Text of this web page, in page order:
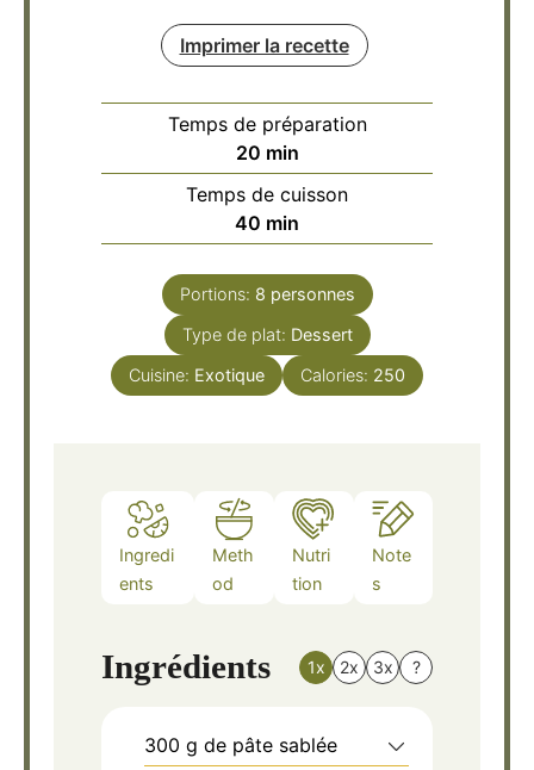
Imprimer la recette
Temps de préparation
20minutes
min
Temps de cuisson
40 minutes
min
Portions: 8 personnes
Type de plat: Dessert
Cuisine: Exotique Calories: 250
Ingredi
ents
Meth
od
Nutri
tion
Note
s
Ingrédients 1x 2x 3x ?
300 g de pâte sablée